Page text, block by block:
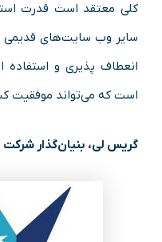
کلی معتقد است قدرت
سایر وب‌ سایت‌های قدیمی
انعطاف‌ پذیری و
است که می‌تواند موفقیت
گریس لی، بنیان‌گذار شرکت WishPoints